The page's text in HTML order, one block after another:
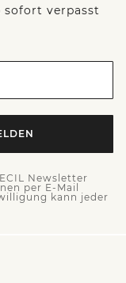
sofort verpasst
Newsletter
per E-Mail
kann jeder